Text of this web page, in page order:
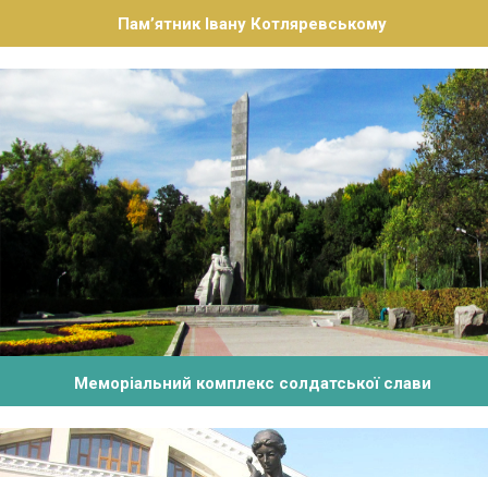
Пам’ятник Івану Котляревському
Меморіальний комплекс солдатської слави